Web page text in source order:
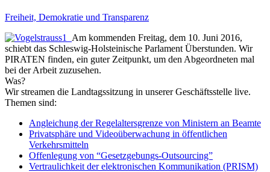
Freiheit, Demokratie und Transparenz
Am kommenden Freitag, dem 10. Juni 2016,
schiebt das Schleswig-Holsteinische Parlament Überstunden. Wir
PIRATEN finden, ein guter Zeitpunkt, um den Abgeordneten mal
bei der Arbeit zuzusehen.
Was?
Wir streamen die Landtagssitzung in unserer Geschäftsstelle live.
Themen sind:
Angleichung der Regelaltersgrenze von Ministern an Beamte
Privatsphäre und Videoüberwachung in öffentlichen
Verkehrsmitteln
Offenlegung von “Gesetzgebungs-Outsourcing”
Vertraulichkeit der elektronischen Kommunikation (PRISM)